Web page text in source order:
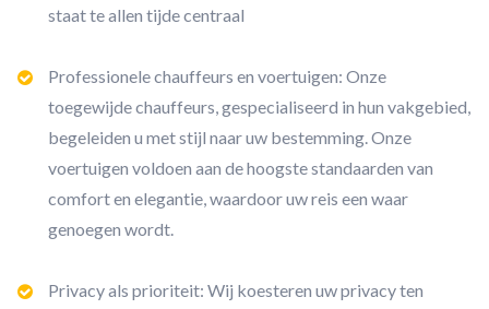
staat te allen tijde centraal
Professionele chauffeurs en voertuigen: Onze
toegewijde chauffeurs, gespecialiseerd in hun vakgebied,
begeleiden u met stijl naar uw bestemming. Onze
voertuigen voldoen aan de hoogste standaarden van
comfort en elegantie, waardoor uw reis een waar
genoegen wordt.
Privacy als prioriteit: Wij koesteren uw privacy ten